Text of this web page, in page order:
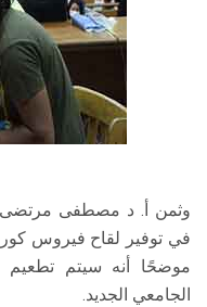
وثمن أ. د مصطفى مرتضى
في توفير لقاح فيروس
موضحًا أنه سيتم تطعيم
الجامعي الجديد.